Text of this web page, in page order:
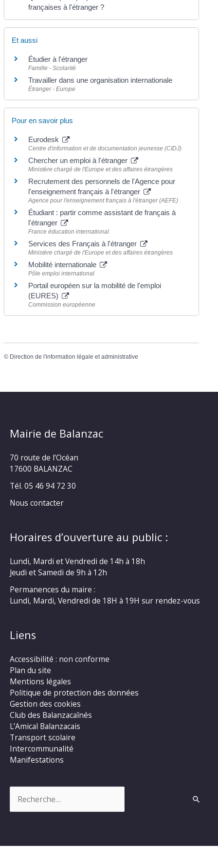
françaises à l'étranger ?
Et aussi
Étudier à l'étranger
Famille - Scolarité
Travailler dans une organisation internationale
Étranger - Europe
Pour en savoir plus
Eurodesk
Centre d'information et de documentation jeunesse (CIDJ)
Chercher un emploi à l'étranger
Ministère chargé de l'Europe et des affaires étrangères
Recrutement des personnels de l'Agence pour
l'enseignement français à l'étranger
Agence pour l'enseignement français à l'étranger (AEFE)
Étudiant : partir comme assistant de français à
l'étranger
France éducation international
Services des Français à l'étranger
Ministère chargé de l'Europe et des affaires étrangères
Mobilité internationale
Pôle emploi international
Portail européen sur la mobilité de l'emploi
(EURES)
Commission européenne
© Direction de l'information légale et administrative
Mairie de Balanzac
70 route de l’Océan
17600 BALANZAC
Tél. 05 46 94 72 30
Nous contacter
Horaires d’ouverture au public :
Lundi, Mardi et Vendredi de 14h à 18h
Jeudi et Samedi de 9h à 12h
Permanences du maire :
Lundi, Mardi, Vendredi de 18H à 19H sur rendez-vous
Liens
Accessibilité : non conforme
Plan du site
Mentions légales
Politique de protection des données
Gestion des cookies
Club des Balanzacaînés
L’Amical Balanzacais
Transport scolaire
Intercommunalité
Manifestations